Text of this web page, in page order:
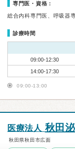
専門医・資格：
総合内科専門医、呼吸器
診療時間
09:00-12:30
14:00-17:30
09:00-13:00
医療法人 秋田
秋田県秋田市広面